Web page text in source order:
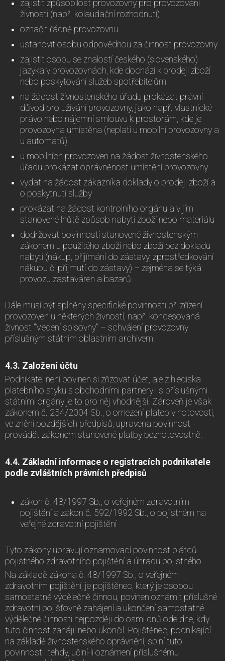
zajistit způsobilost provozovny pro provozování
živnosti (např. kolaudační rozhodnutí)
označit řádně provozovnu
ustanovit osobu odpovědnou za činnost provozovny
zajistit osobu se znalostí českého (slovenského)
jazyka v provozovnách, kde dochází k prodeji zboží
nebo poskytování služeb spotřebitelům
na žádost živnostenského úřadu prokázat právní
důvod pro užívání provozovny, jako např. vlastnické
právo nebo nájemní smlouvu k prostorám, kde je
provozovna umístěna (neplatí u mobilní provozovny a
u automatů)
u mobilních provozoven na žádost živnostenského
úřadu prokázat oprávněnost umístění provozovny
vydat na žádost zákazníka doklady o prodeji zboží a
o poskytnutí služby
prokázat na žádost kontrolního orgánu a v jím
stanovené lhůtě způsob nabytí zboží nebo materiálu
dodržovat povinnosti stanovené živnostenským
zákonem u použitého zboží nebo zboží bez dokladu
nabytí (nákup, přijímání do zástavy, zprostředkování
nákupu či přijmutí do zástavy) – zejména se týká
provozu zastaváren a bazarů.
Dále musí být splněny specifické povinnosti při zřízení
provozoven u některých živností, např. koncesovaná
živnost "Vedení spisovny" – schválení provozovny
příslušným státním oblastním archivem.
4.3. Založení účtu
Podnikatel není povinen si zřizovat účet, ale z hlediska
platebního styku s obchodními partnery i s příslušnými
státními orgány je to pro něj vhodnější. Zároveň je však
zákonem č. 254/2004 Sb., o omezení plateb v hotovosti,
ve znění pozdějších předpisů, upravena povinnost
provádět zákonem stanovené platby bezhotovostně.
4.4. Základní informace o registracích podnikatele
podle zvláštních právních předpisů
zákon č. 48/1997 Sb., o veřejném zdravotním
pojištění a zákon č. 592/1992 Sb., o pojistném na
veřejné zdravotní pojištění
Tyto zákony upravují oznamovací povinnost plátců
pojistného zdravotního pojištění a úhradu pojistného.
Na základě zákona č. 48/1997 Sb., o veřejném
zdravotním pojištění, je pojištěnec, který je osobou
samostatně výdělečně činnou, povinen oznámit příslušné
zdravotní pojišťovně zahájení a ukončení samostatné
výdělečné činnosti nejpozději do osmi dnů ode dne, kdy
tuto činnost zahájil nebo ukončil. Pojištěnec, podnikající
na základě živnostenského oprávnění, splní tuto
povinnost i tehdy, učiní-li oznámení příslušnému